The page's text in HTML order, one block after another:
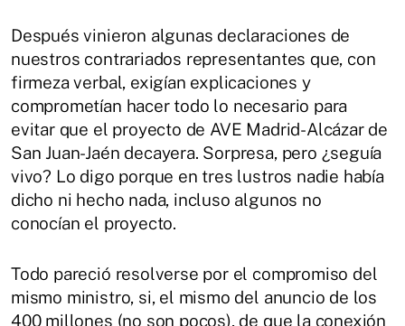
Después vinieron algunas declaraciones de
nuestros contrariados representantes que, con
firmeza verbal, exigían explicaciones y
comprometían hacer todo lo necesario para
evitar que el proyecto de AVE Madrid-Alcázar de
San Juan-Jaén decayera. Sorpresa, pero ¿seguía
vivo? Lo digo porque en tres lustros nadie había
dicho ni hecho nada, incluso algunos no
conocían el proyecto.
Todo pareció resolverse por el compromiso del
mismo ministro, si, el mismo del anuncio de los
400 millones (no son pocos), de que la conexión